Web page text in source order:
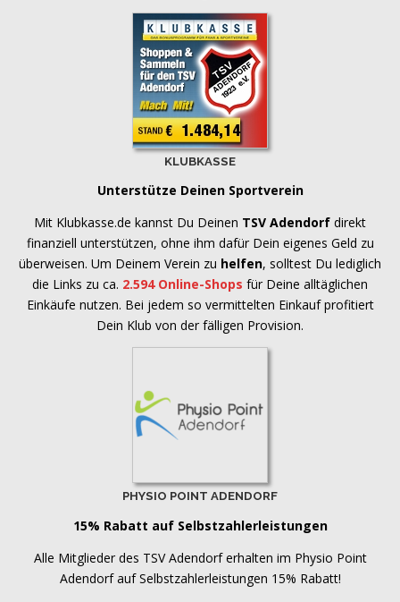
KLUBKASSE
Unterstütze Deinen Sportverein
Mit Klubkasse.de kannst Du Deinen TSV Adendorf direkt
finanziell unterstützen, ohne ihm dafür Dein eigenes Geld zu
überweisen. Um Deinem Verein zu helfen, solltest Du lediglich
die Links zu ca. 2.594 Online-Shops für Deine alltäglichen
Einkäufe nutzen. Bei jedem so vermittelten Einkauf profitiert
Dein Klub von der fälligen Provision.
PHYSIO POINT ADENDORF
15% Rabatt auf Selbstzahlerleistungen
Alle Mitglieder des TSV Adendorf erhalten im Physio Point
Adendorf auf Selbstzahlerleistungen 15% Rabatt!